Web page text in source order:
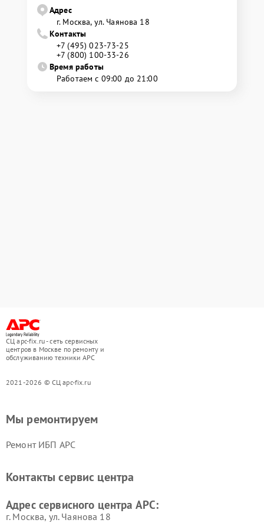
Адрес
г. Москва, ул. Чаянова 18
Контакты
+7 (495) 023-73-25
+7 (800) 100-33-26
Время работы
Работаем с 09:00 до 21:00
СЦ apc-fix.ru - сеть сервисных
центров в Москве по ремонту и
обслуживанию техники APC
2021-2026 © СЦ apc-fix.ru
Мы ремонтируем
Ремонт ИБП APC
Контакты сервис центра
Адрес сервисного центра APC:
г. Москва, ул. Чаянова 18